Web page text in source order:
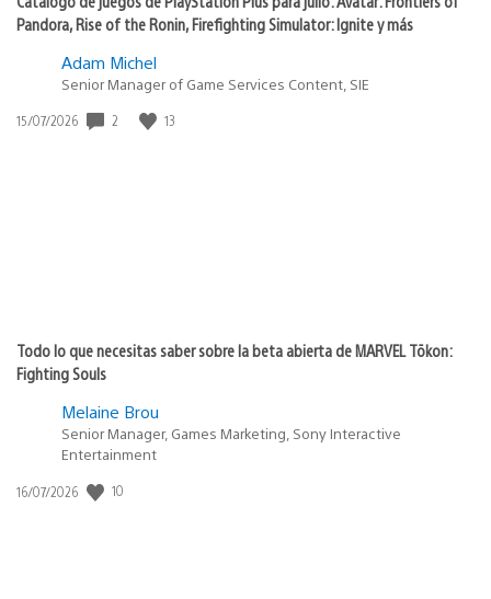
Pandora, Rise of the Ronin, Firefighting Simulator: Ignite y más
Adam Michel
Senior Manager of Game Services Content, SIE
Fecha
15/07/2026 2 13
Todo lo que necesitas saber sobre la beta abierta de MARVEL Tōkon:
Fighting Souls
Melaine Brou
Senior Manager, Games Marketing, Sony Interactive
Entertainment
Fecha
16/07/2026 10